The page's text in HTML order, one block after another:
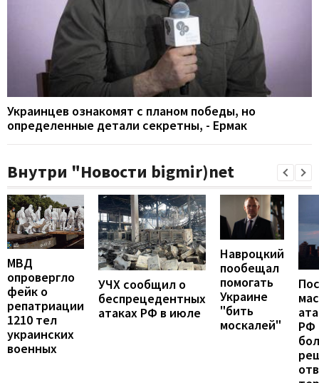
Украинцев ознакомят с планом победы, но
определенные детали секретны, - Ермак
Внутри "Новости bigmir)net
МВД
опровергло
фейк о
репатриации
1210 тел
украинских
военных
УЧХ сообщил о
беспрецедентных
атаках РФ в июле
Навроцкий
пообещал
помогать
Украине
"бить
москалей"
РФ